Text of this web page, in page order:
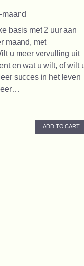
basis met 2 uur aan
maand, met
u meer vervulling uit
en wat u wilt, of wilt
succes in het leven
ADD TO CART